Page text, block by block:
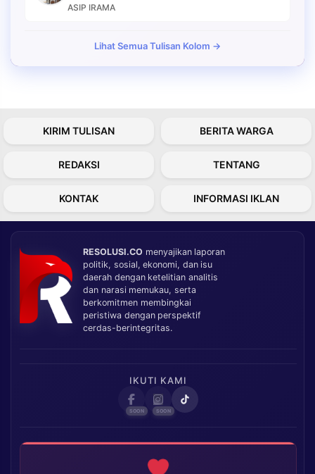
ASIP IRAMA
Lihat Semua Tulisan Kolom →
KIRIM TULISAN BERITA WARGA
REDAKSI TENTANG
KONTAK INFORMASI IKLAN
RESOLUSI.CO menyajikan laporan
politik, sosial, ekonomi, dan isu
daerah dengan ketelitian analitis
dan narasi memukau, serta
berkomitmen membingkai
peristiwa dengan perspektif
cerdas-berintegritas.
IKUTI KAMI